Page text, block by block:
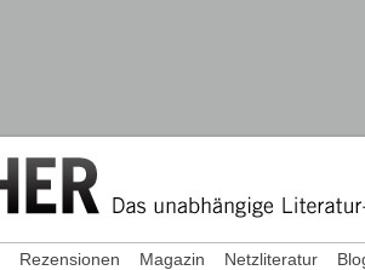
Rezensionen Magazin Netzliteratur